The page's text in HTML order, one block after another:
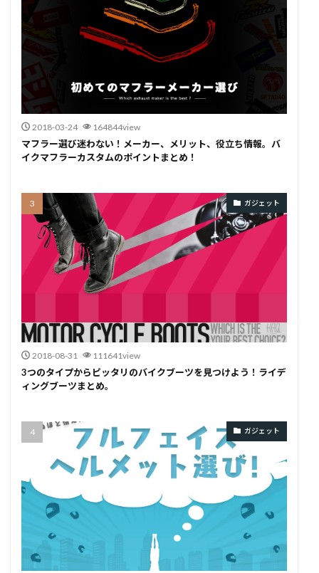
2018-03-24 164844view
マフラー選び迷わない！メーカー、メリット、役立ち情報。バ
イクマフラーカスタムのポイントまとめ！
ガジェット
2018-08-31 111641view
3つのタイプからピッタリのバイクブーツを見つけよう！ライデ
ィングブーツまとめ。
ガジェット